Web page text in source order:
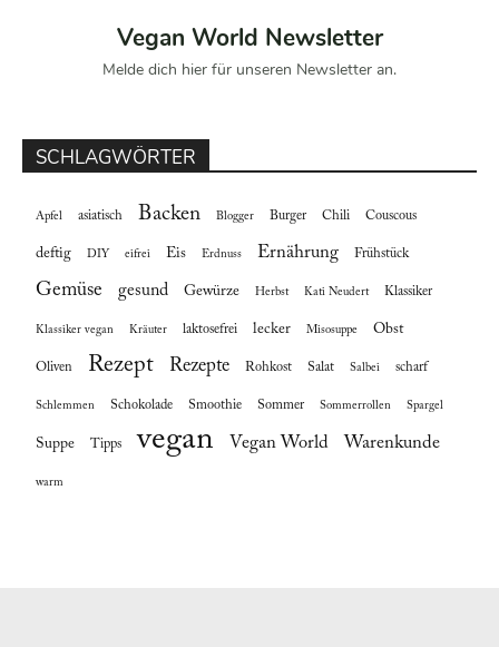
Vegan World Newsletter
Melde dich hier für unseren Newsletter an.
SCHLAGWÖRTER
Apfel asiatisch Backen Blogger Burger Chili Couscous
deftig DIY eifrei Eis Erdnuss Ernährung Frühstück
Gemüse gesund Gewürze Herbst Kati Neudert Klassiker
Klassiker vegan Kräuter laktosefrei lecker Misosuppe Obst
Oliven Rezept Rezepte Rohkost Salat Salbei scharf
Schlemmen Schokolade Smoothie Sommer Sommerrollen Spargel
Suppe Tipps vegan Vegan World Warenkunde
warm